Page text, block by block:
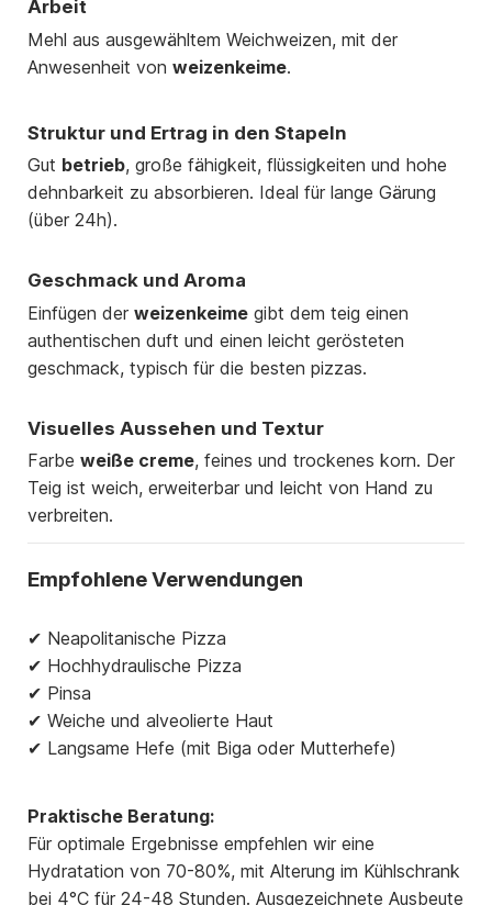
Arbeit
Mehl aus ausgewähltem Weichweizen, mit der
Anwesenheit von weizenkeime.
Struktur und Ertrag in den Stapeln
Gut betrieb, große fähigkeit, flüssigkeiten und hohe
dehnbarkeit zu absorbieren. Ideal für lange Gärung
(über 24h).
Geschmack und Aroma
Einfügen der weizenkeime gibt dem teig einen
authentischen duft und einen leicht gerösteten
geschmack, typisch für die besten pizzas.
Visuelles Aussehen und Textur
Farbe weiße creme, feines und trockenes korn. Der
Teig ist weich, erweiterbar und leicht von Hand zu
verbreiten.
Empfohlene Verwendungen
✔ Neapolitanische Pizza
✔ Hochhydraulische Pizza
✔ Pinsa
✔ Weiche und alveolierte Haut
✔ Langsame Hefe (mit Biga oder Mutterhefe)
Praktische Beratung:
Für optimale Ergebnisse empfehlen wir eine
Hydratation von 70-80%, mit Alterung im Kühlschrank
bei 4°C für 24-48 Stunden. Ausgezeichnete Ausbeute